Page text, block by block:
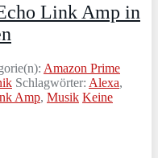
Link Amp in
Amazon Prime
Schlagwörter: Alexa,
Amp, Musik Keine